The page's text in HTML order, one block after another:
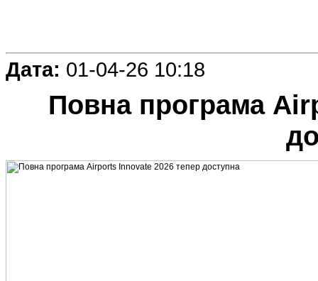
Дата: 01-04-26 10:18
Повна програма